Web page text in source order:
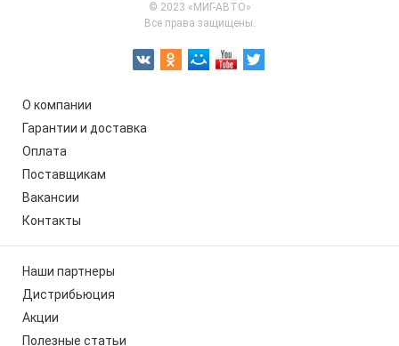
© 2023 «МИГ-АВТО»
Все права защищены.
О компании
Гарантии и доставка
Оплата
Поставщикам
Вакансии
Контакты
Наши партнеры
Дистрибьюция
Акции
Полезные статьи